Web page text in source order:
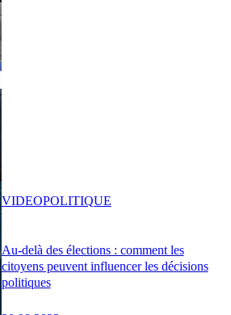
Au-delà des élections : comment les
citoyens peuvent influencer les décisions
politiques
VIDEOPOLITIQUE